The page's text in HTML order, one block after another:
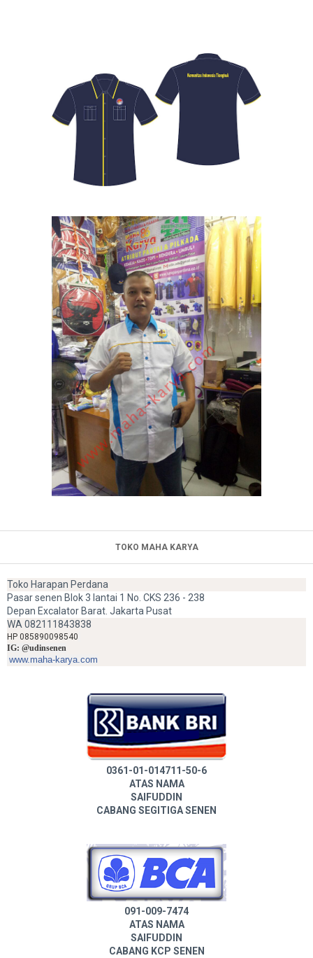
TOKO MAHA KARYA
Toko Harapan Perdana
Pasar senen Blok 3 lantai 1 No. CKS 236 - 238
Depan Excalator Barat. Jakarta Pusat
WA 082111843838
HP 085890098540
IG: @udinsenen
www.maha-karya.com
0361-01-014711-50-6
ATAS NAMA
SAIFUDDIN
CABANG SEGITIGA SENEN
091-009-7474
ATAS NAMA
SAIFUDDIN
CABANG KCP SENEN